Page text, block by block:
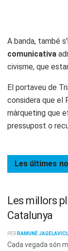
A banda, també
comunicativa
civisme, que
El portaveu de
considera que el
màrqueting que
pressupost o
Les últimes
Les millors
Catalunya
PER RAMUNÉ
Cada vegada són